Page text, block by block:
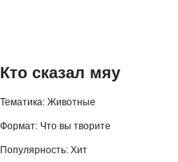
Кто сказал мяу
Тематика: Животные
Формат: Что вы творите
Популярность: Хит